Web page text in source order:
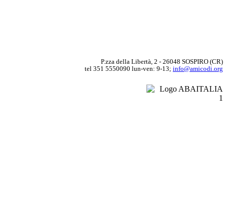
P.zza della Libertà, 2 - 26048 SOSPIRO (CR)
tel 351 5550090 lun-ven: 9-13; info@amicodi.org